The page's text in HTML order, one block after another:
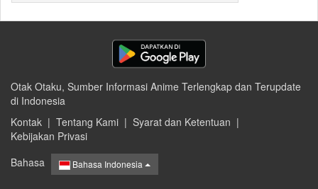
Otak Otaku, Sumber Informasi Anime Terlengkap dan Terupdate
di Indonesia
Kontak | Tentang Kami | Syarat dan Ketentuan |
Kebijakan Privasi
Bahasa
Bahasa Indonesia